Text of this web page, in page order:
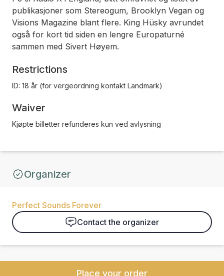
publikasjoner som Stereogum, Brooklyn Vegan og
Visions Magazine blant flere. King Hüsky avrundet
også for kort tid siden en lengre Europaturné
sammen med Sivert Høyem.
Restrictions
ID: 18 år (for vergeordning kontakt Landmark)
Waiver
Kjøpte billetter refunderes kun ved avlysning
Organizer
Perfect Sounds Forever
Contact the organizer
Place your order